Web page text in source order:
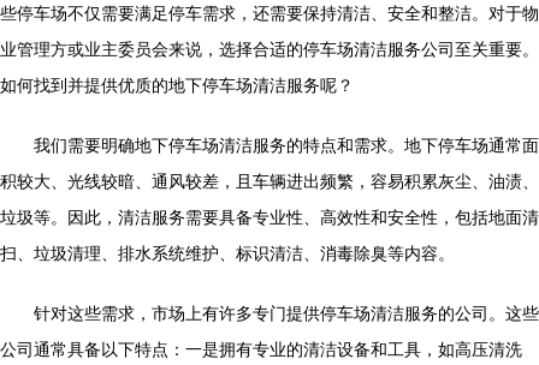
些停车场不仅需要满足停车需求，还需要保持清洁、安全和整洁。对于物
业管理方或业主委员会来说，选择合适的停车场清洁服务公司至关重要。
如何找到并提供优质的地下停车场清洁服务呢？
我们需要明确地下停车场清洁服务的特点和需求。地下停车场通常面
积较大、光线较暗、通风较差，且车辆进出频繁，容易积累灰尘、油渍、
垃圾等。因此，清洁服务需要具备专业性、高效性和安全性，包括地面清
扫、垃圾清理、排水系统维护、标识清洁、消毒除臭等内容。
针对这些需求，市场上有许多专门提供停车场清洁服务的公司。这些
公司通常具备以下特点：一是拥有专业的清洁设备和工具，如高压清洗